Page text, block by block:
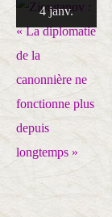
4 janv.